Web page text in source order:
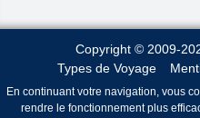
Copyright © 2009-
Types de Voyage
En continuant votre navigation, vous
rendre le fonctionnement plus